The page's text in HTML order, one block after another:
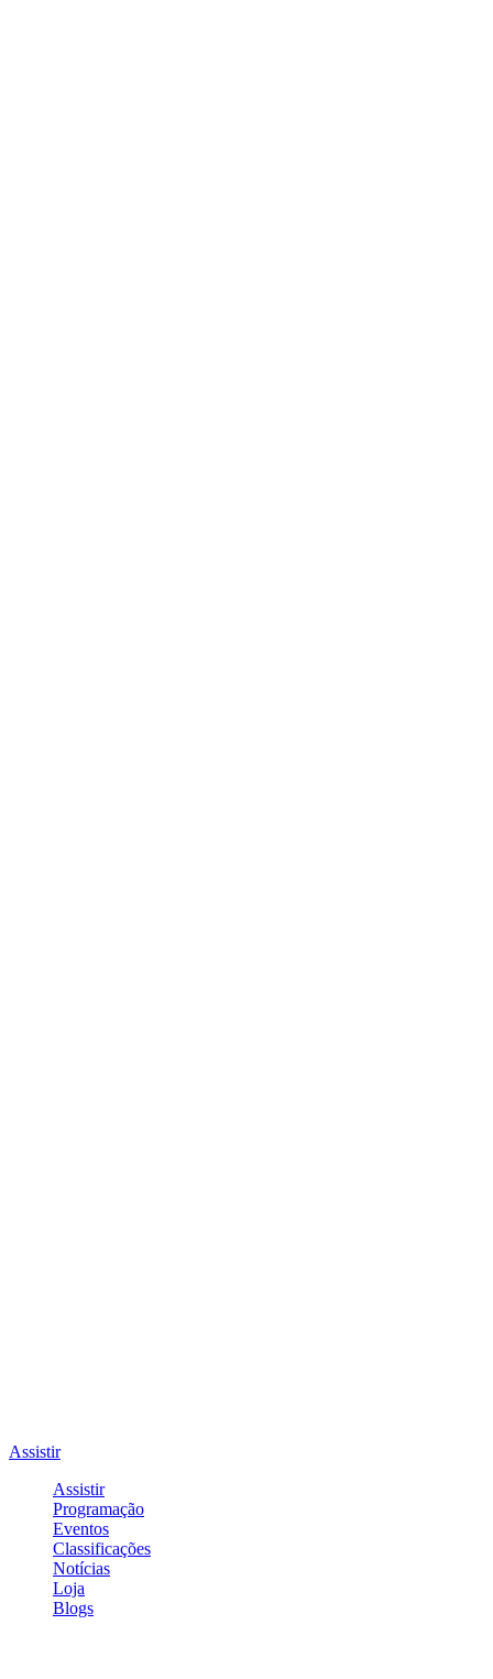
Assistir
Assistir
Programação
Eventos
Classificações
Notícias
Loja
Blogs